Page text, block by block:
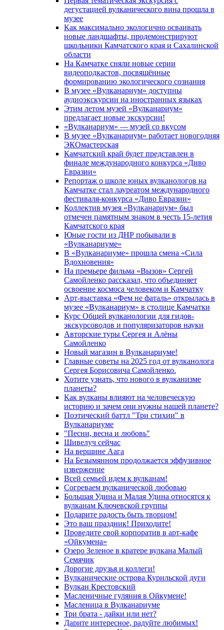
дегустацией вулканического вина прошла в
музее
Как максимально экологично осваивать
новые ландшафты, продемонстрируют
школьники Камчатского края и Сахалинской
области
На Камчатке сняли новые серии
видеоподкастов, посвящённые
формированию экологического сознания
В музее «Вулканариум» доступны
аудиоэкскурсии на иностранных языках
Этим летом музей «Вулканариум»
предлагает новые экскурсии!
«Вулканариум» — музей со вкусом
В музее «Вулканариум» работает новогодняя
ЭКОмастерская
Камчатский край будет представлен в
финале международного конкурса «Диво
Евразии»
Репортаж о школе юных вулканологов на
Камчатке стал лауреатом международного
фестиваля-конкурса «Диво Евразии»
Коллектив музея «Вулканариум» был
отмечен памятным знаком в честь 15-летия
Камчатского края
Юные гости из ДНР побывали в
«Вулканариумe»
В «Вулканариуме» прошла смена «Сила
Вдохновения»
На премьере фильма «Вызов» Сергей
Самойленко рассказал, что объединяет
освоение космоса человеком и Камчатку
Арт-выставка «Фем не фаталь» открылась в
музее «Вулканариум» в столице Камчатки
Курс Общей вулканологии для гидов-
экскурсоводов и популяризаторов науки
Авторские туры Сергея и Алёны
Самойленко
Новый магазин в Вулканариуме!
Главные советы на 2025 год от вулканолога
Сергея Борисовича Самойленко.
Хотите узнать, что нового в вулканизме
планеты?
Как вулканы влияют на человеческую
историю и зачем они нужны нашей планете?
Поэтический баттл "Три стихии" в
Вулканариуме
"Песни, весна и любовь"
Шивелуч сейчас
На вершине Аага
На Безымянном продолжается эффузивное
извержение
Всей семьей идем к вулканам!
Согреваем вулканической любовью
Большая Удина и Малая Удина относятся к
вулканам Ключевской группы
Подарите радость быть творцом!
Это ваш праздник! Приходите!
Проведите свой корпоратив в арт-кафе
«Ойкумена»
Озеро Зеленое в кратере вулкана Малый
Семячик
Дорогие друзья и коллеги!
Вулканические острова Курильской дуги
Вулкан Крестовский
Масленичные гуляния в Ойкумене!
Масленица в Вулканариуме
Три брата - дайки или нет?
Дарите интересное, радуйте любимых!